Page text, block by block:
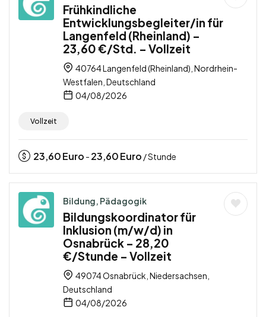
Frühkindliche
Entwicklungsbegleiter/in für
Langenfeld (Rheinland) –
23,60 €/Std. – Vollzeit
40764 Langenfeld (Rheinland), Nordrhein-
Westfalen, Deutschland
04/08/2026
Vollzeit
23,60Euro - 23,60Euro / Stunde
Bildung, Pädagogik
Bildungskoordinator für
Inklusion (m/w/d) in
Osnabrück – 28,20
€/Stunde – Vollzeit
49074 Osnabrück, Niedersachsen,
Deutschland
04/08/2026